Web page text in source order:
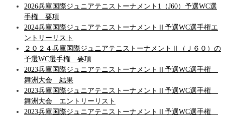
2026兵庫国際ジュニアテニストーナメント1（J60）予選WC選
手権 要項
2024兵庫国際ジュニアテニストーナメントⅡ予選WC選手権エ
ントリーリスト
２０２４兵庫国際ジュニアテニストーナメントⅡ（Ｊ６０）の
予選WC選手権 要項
2023兵庫国際ジュニアテニストーナメントⅡ予選WC選手権
舞洲大会 結果
2023兵庫国際ジュニアテニストーナメントⅡ予選WC選手権
舞洲大会 エントリーリスト
2023兵庫国際ジュニアテニストーナメントⅡ予選WC選手権